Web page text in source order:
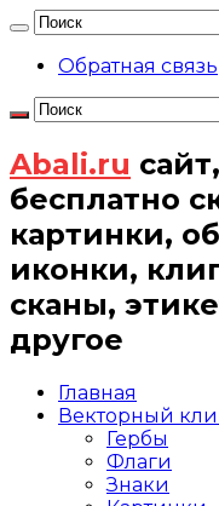
Обратная связь
Abali.ru
бесплатно
картинки,
иконки,
сканы,
другое
Главная
Векторный
Гербы
Флаги
Знаки